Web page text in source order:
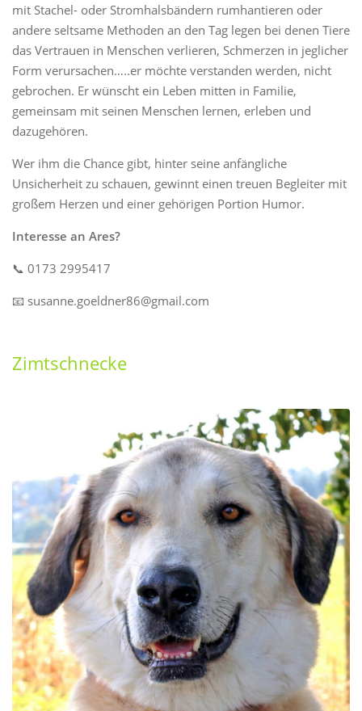
mit Stachel- oder Stromhalsbändern rumhantieren oder
andere seltsame Methoden an den Tag legen bei denen Tiere
das Vertrauen in Menschen verlieren, Schmerzen in jeglicher
Form verursachen…..er möchte verstanden werden, nicht
gebrochen. Er wünscht ein Leben mitten in Familie,
gemeinsam mit seinen Menschen lernen, erleben und
dazugehören.
Wer ihm die Chance gibt, hinter seine anfängliche
Unsicherheit zu schauen, gewinnt einen treuen Begleiter mit
großem Herzen und einer gehörigen Portion Humor.
Interesse an Ares?
📞 0173 2995417
📧 susanne.goeldner86@gmail.com
Zimtschnecke